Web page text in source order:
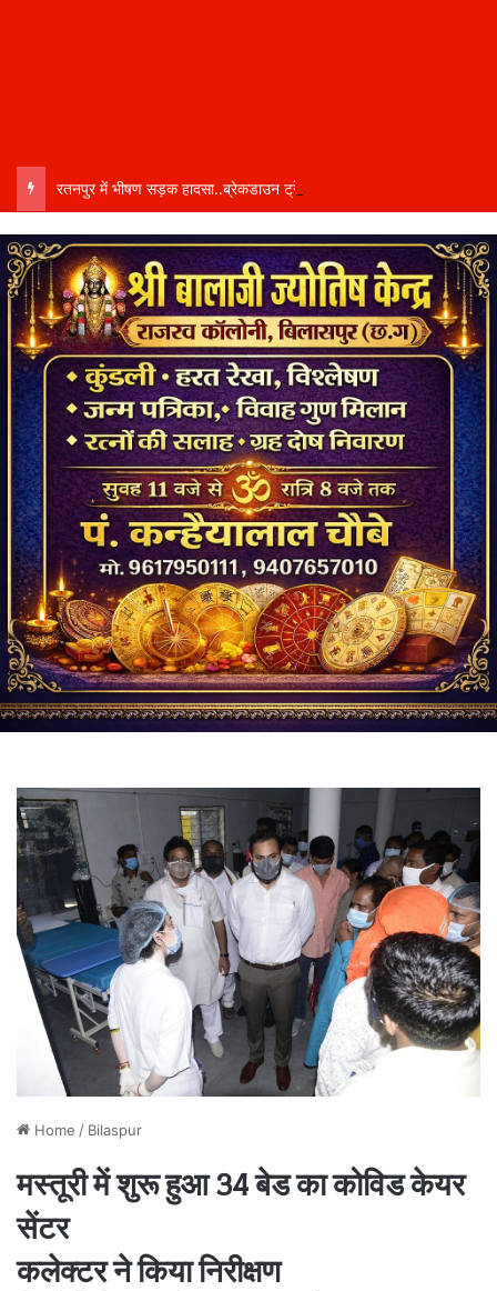
Home / Bilaspur
मस्तूरी में शुरू हुआ 34 बेड का कोविड केयर
सेंटर
कलेक्टर ने किया निरीक्षण